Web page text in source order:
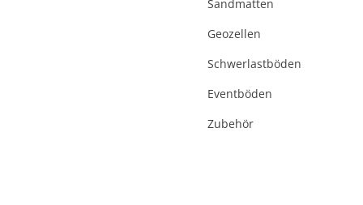
Sandmatten
Geozellen
Schwerlastböden
Eventböden
Zubehör